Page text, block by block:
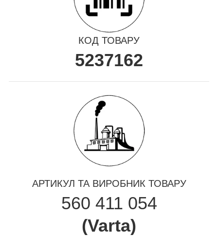
КОД ТОВАРУ
5237162
АРТИКУЛ ТА ВИРОБНИК ТОВАРУ
560 411 054
(Varta)